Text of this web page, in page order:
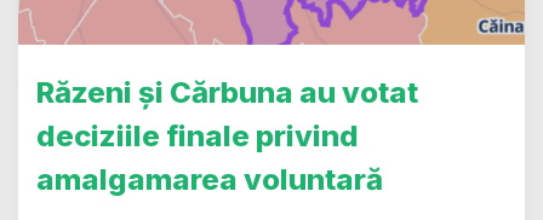
Răzeni și Cărbuna au votat
deciziile finale privind
amalgamarea voluntară